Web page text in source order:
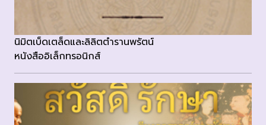
นิมิตเบ็ดเตล็ดและลิลิตตำรานพรัตน์
หนังสืออิเล็กทรอนิกส์